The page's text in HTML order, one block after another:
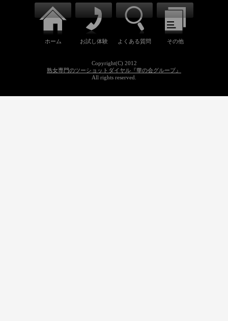
ホーム お試し体験 よくある質問 その他
Copyright(C) 2012
熟女専門のツーショットダイヤル『華の会グループ』
All rights reserved.